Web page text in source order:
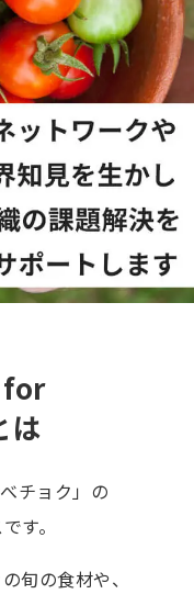
for
は
チョク」の
す。
旬の食材や、